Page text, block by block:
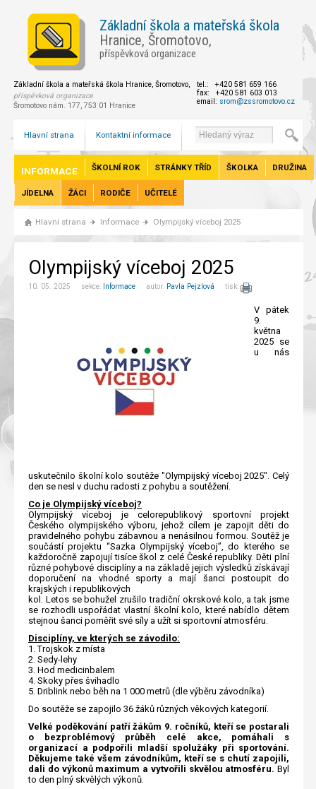
Základní škola a mateřská škola
Hranice, Šromotovo,
příspěvková organizace
Základní škola a mateřská škola Hranice, Šromotovo,
příspěvková organizace
Šromotovo nám. 177, 753 01 Hranice
tel.: +420 581 659 166
fax: +420 581 603 013
email: srom@zssromotovo.cz
Hlavní strana Kontaktní informace
INFORMACE ŠKOLNÍ ROK STRÁNKY TŘÍD ŠKOLKA DRUŽINA
JÍDELNA ŽÁCI RODIČE UČITELÉ
Hlavní strana Informace Olympijský víceboj 2025
Olympijský víceboj 2025
10. 05. 2025 sekce: Informace autor: Pavla Pejzlová tisk:
V pátek
9.
května
2025 se
u nás
uskutečnilo školní kolo soutěže "Olympijský víceboj 2025". Celý
den se nesl v duchu radosti z pohybu a soutěžení.
Co je Olympijský víceboj?
Olympijský víceboj je celorepublikový sportovní projekt
Českého olympijského výboru, jehož cílem je zapojit děti do
pravidelného pohybu zábavnou a nenásilnou formou. Soutěž je
součástí projektu “Sazka Olympijský víceboj”, do kterého se
každoročně zapojují tisíce škol z celé České republiky. Děti plní
různé pohybové disciplíny a na základě jejich výsledků získávají
doporučení na vhodné sporty a mají šanci postoupit do
krajských i republikových
kol. Letos se bohužel zrušilo tradiční okrskové kolo, a tak jsme
se rozhodli uspořádat vlastní školní kolo, které nabídlo dětem
stejnou šanci poměřit své síly a užít si sportovní atmosféru.
Disciplíny, ve kterých se závodilo:
1. Trojskok z místa
2. Sedy-lehy
3. Hod medicinbalem
4. Skoky přes švihadlo
5. Driblink nebo běh na 1 000 metrů (dle výběru závodníka)
Do soutěže se zapojilo 36 žáků různých věkových kategorií.
Velké poděkování patří žákům 9. ročníků, kteří se postarali
o bezproblémový průběh celé akce, pomáhali s
organizací a podpořili mladší spolužáky při sportování.
Děkujeme také všem závodníkům, kteří se s chutí zapojili,
dali do výkonů maximum a vytvořili skvělou atmosféru. Byl
to den plný skvělých výkonů.